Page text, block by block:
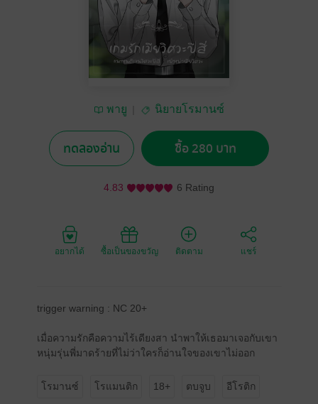
พายู นิยายโรมานซ์
ทดลองอ่าน ซื้อ 280 บาท
4.83 6 Rating
อยากได้ ซื้อเป็นของขวัญ ติดตาม แชร์
trigger warning : NC 20+
เมื่อความรักคือความไร้เดียงสา นำพาให้เธอมาเจอกับเขา
หนุ่มรุ่นพี่มาดร้ายที่ไม่ว่าใครก็อ่านใจของเขาไม่ออก
โรมานซ์ โรแมนติก 18+ ตบจูบ อีโรติก